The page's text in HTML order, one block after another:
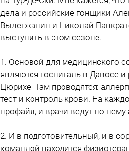
дела и российские гонщики
Вылегжанин и Николай
выступить в этом сезоне.
1. Основой для медицинского
являются госпиталь в Давосе
Цюрихе. Там проводятся:
тест и контроль крови. На
профайл, и врачи ведут по нему
2. И в подготовительный, и в
командой находится